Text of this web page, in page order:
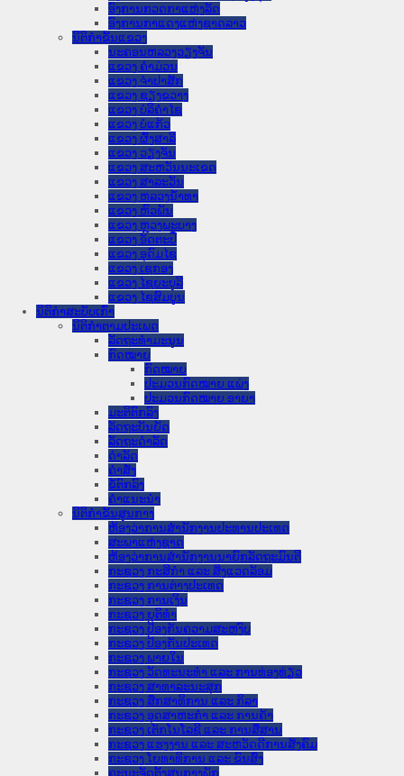
ອົງການກວດກາແຫ່ງລັດ
ອົງການກາແດງແຫ່ງຊາດລາວ
ນິຕິກໍາຂັ້ນແຂວງ
ນະ​ຄອນ​ຫລວງວຽງຈັນ
ແຂວງ ຄໍາມ່ວນ
ແຂວງ ຈໍາປາສັກ
ແຂວງ ຊຽງຂວາງ
ແຂວງ ບໍລິຄໍາໄຊ
ແຂວງ ບໍ່ແກ້ວ
ແຂວງ ຜົ້ງສາລີ
ແຂວງ ວຽງຈັນ
ແຂວງ ສະຫວັນນະເຂດ
ແຂວງ ສາລະວັນ
ແຂວງ ຫລວງນໍ້າທາ
ແຂວງ ຫົວພັນ
ແຂວງ ຫຼວງພະບາງ
ແຂວງ ອັດຕະປື
ແຂວງ ອຸດົມໄຊ
ແຂວງ ເຊກອງ
ແຂວງ ໄຊຍະບູລີ
ແຂວງ ໄຊສົມບູນ
ນິຕິກໍາສະບັບເກົ່າ
ນິຕິກຳຕາມປະເພດ
ລັດຖະທໍາມະນູນ
ກົດໝາຍ
ກົດໝາຍ
ປະມວນກົດໝາຍ ແພ່ງ
ປະມວນກົດໝາຍ ອາຍາ
ມະຕິຕົກລົງ
ລັດຖະບັນຍັດ
ລັດຖະດໍາລັດ
ດໍາລັດ
ຄໍາສັ່ງ
ຂໍ້ຕົກລົງ
ຄໍາແນະນໍາ
ນິຕິກໍາຂັ້ນສູນກາງ
ຫ້ອງວ່າການສໍານັກງານປະທານປະເທດ
ສະພາແຫ່ງຊາດ
ຫ້ອງວ່າການສຳນັກງານນາຍົກລັດຖະມົນຕີ
ກະຊວງ ກະສິກຳ ແລະ ສິ່ງແວດລ້ອມ
ກະຊວງ ການຕ່າງປະເທດ
ກະຊວງ ການເງິນ
ກະຊວງ ຍຸຕິທໍາ
ກະຊວງ ປ້ອງກັນຄວາມສະຫງົບ
ກະຊວງ ປ້ອງກັນປະເທດ
ກະຊວງ ພາຍໃນ
ກະຊວງ ວັດທະນະທຳ ແລະ ການທ່ອງທ່ຽວ
ກະຊວງ ສາທາລະນະສຸກ
ກະຊວງ ສຶກສາທິການ ແລະ ກິລາ
ກະຊວງ ອຸດສາຫະກຳ ແລະ ການຄ້າ
ກະຊວງ ເຕັກໂນໂລຊີ ແລະ ການສື່ສານ
ກະຊວງ ແຮງງານ ແລະ ສະຫວັດດີການສັງຄົມ
ກະຊວງ ໂຍທາທິການ ແລະ ຂົນສົ່ງ
ຄະນະຈັດຕັ້ງສູນກາງພັກ